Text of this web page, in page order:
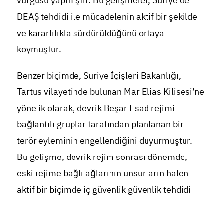
DEAŞ tehdidi ile mücadelenin aktif bir şekilde
ve kararlılıkla sürdürüldüğünü ortaya
koymuştur.
Benzer biçimde, Suriye İçişleri Bakanlığı,
Tartus vilayetinde bulunan Mar Elias Kilisesi’ne
yönelik olarak, devrik Beşar Esad rejimi
bağlantılı gruplar tarafından planlanan bir
terör eyleminin engellendiğini duyurmuştur.
Bu gelişme, devrik rejim sonrası dönemde,
eski rejime bağlı ağlarının unsurların halen
aktif bir biçimde iç güvenlik güvenlik tehdidi